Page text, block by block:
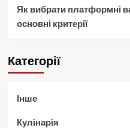
Як вибрати платформні
основні критерії
Категорії
Інше
Кулінарія